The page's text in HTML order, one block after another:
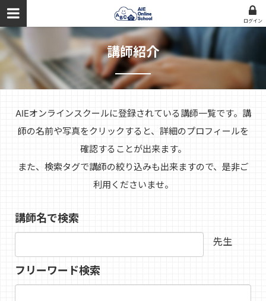
ログイン
講師紹介
AIEオンラインスクールに登録されている講師一覧です。講
師の名前や写真をクリックすると、詳細のプロフィールを
確認することが出来ます。
また、検索タグで講師の絞り込みも出来ますので、是非ご
利用くださいませ。
講師名で検索
先生
フリーワード検索